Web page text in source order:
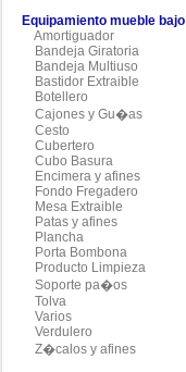
Equipamiento mueble bajo
Amortiguador
Bandeja Giratoria
Bandeja Multiuso
Bastidor Extraible
Botellero
Cajones y Gu�as
Cesto
Cubertero
Cubo Basura
Encimera y afines
Fondo Fregadero
Mesa Extraible
Patas y afines
Plancha
Porta Bombona
Producto Limpieza
Soporte pa�os
Tolva
Varios
Verdulero
Z�calos y afines